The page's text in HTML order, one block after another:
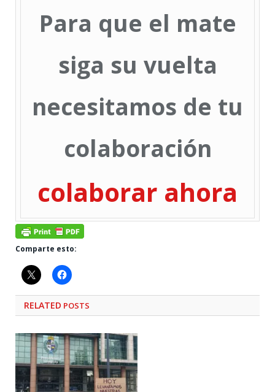
Para que el mate
siga su vuelta
necesitamos de tu
colaboración
colaborar ahora
Comparte esto:
RELATED POSTS